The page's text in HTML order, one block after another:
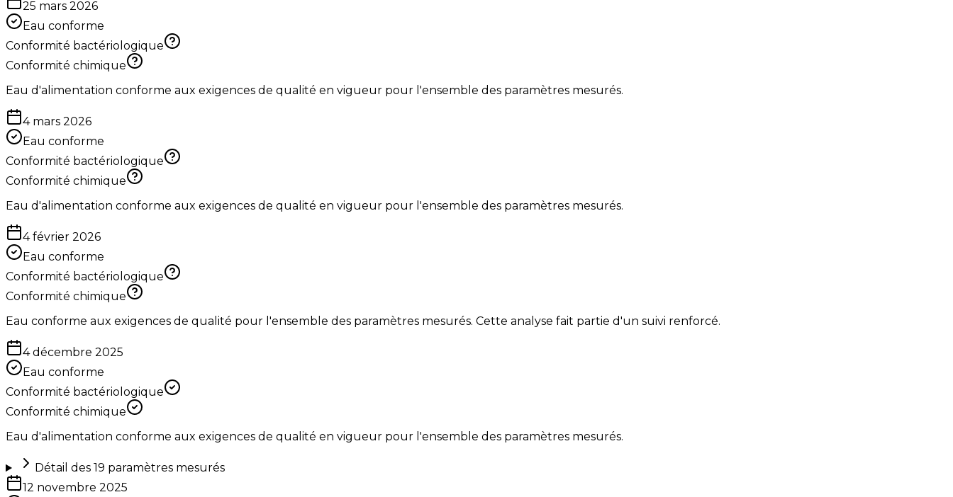
25 mars 2026
Eau conforme
Conformité bactériologique
Conformité chimique
Eau d'alimentation conforme aux exigences de qualité en vigueur pour l'ensemble des paramètres mesurés.
4 mars 2026
Eau conforme
Conformité bactériologique
Conformité chimique
Eau d'alimentation conforme aux exigences de qualité en vigueur pour l'ensemble des paramètres mesurés.
4 février 2026
Eau conforme
Conformité bactériologique
Conformité chimique
Eau conforme aux exigences de qualité pour l'ensemble des paramètres mesurés. Cette analyse fait partie d'un suivi renforcé.
4 décembre 2025
Eau conforme
Conformité bactériologique
Conformité chimique
Eau d'alimentation conforme aux exigences de qualité en vigueur pour l'ensemble des paramètres mesurés.
Détail des 19 paramètres mesurés
12 novembre 2025